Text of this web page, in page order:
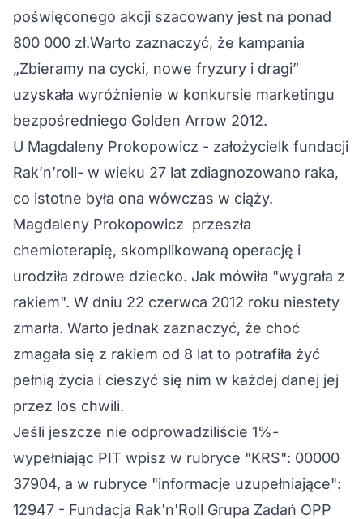
poświęconego akcji szacowany jest na ponad
800 000 zł.Warto zaznaczyć, że kampania
„Zbieramy na cycki, nowe fryzury i dragi”
uzyskała wyróżnienie w konkursie marketingu
bezpośredniego Golden Arrow 2012.
U Magdaleny Prokopowicz - założycielk fundacji
Rak’n’roll- w wieku 27 lat zdiagnozowano raka,
co istotne była ona wówczas w ciąży.
Magdaleny Prokopowicz przeszła
chemioterapię, skomplikowaną operację i
urodziła zdrowe dziecko. Jak mówiła "wygrała z
rakiem". W dniu 22 czerwca 2012 roku niestety
zmarła. Warto jednak zaznaczyć, że choć
zmagała się z rakiem od 8 lat to potrafiła żyć
pełnią życia i cieszyć się nim w każdej danej jej
przez los chwili.
Jeśli jeszcze nie odprowadziliście 1%-
wypełniając PIT wpisz w rubryce "KRS": 00000
37904, a w rubryce "informacje uzupełniające":
12947 - Fundacja Rak'n'Roll Grupa Zadań OPP